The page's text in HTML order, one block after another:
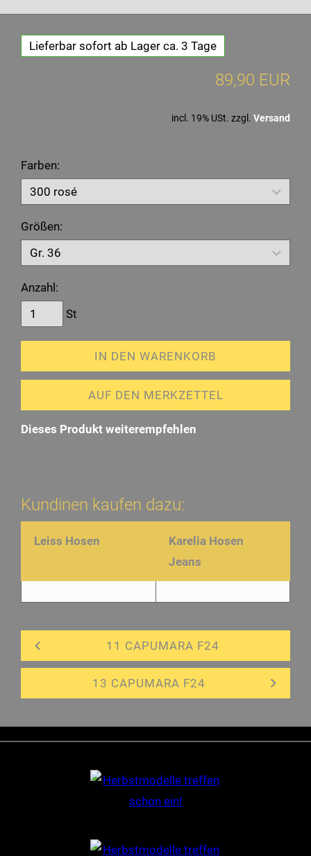
Lieferbar sofort ab Lager ca. 3 Tage
89,90 EUR
incl. 19% USt. zzgl. Versand
Farben:
Größen:
Anzahl:
St
IN DEN WARENKORB
AUF DEN MERKZETTEL
Dieses Produkt weiterempfehlen
Kundinen kaufen dazu:
Leiss Hosen
Karelia Hosen
Jeans
11 CAPUMARA F24
13 CAPUMARA F24